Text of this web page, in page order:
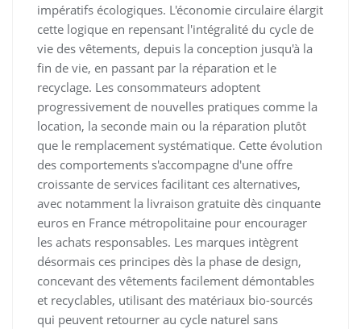
impératifs écologiques. L'économie circulaire élargit
cette logique en repensant l'intégralité du cycle de
vie des vêtements, depuis la conception jusqu'à la
fin de vie, en passant par la réparation et le
recyclage. Les consommateurs adoptent
progressivement de nouvelles pratiques comme la
location, la seconde main ou la réparation plutôt
que le remplacement systématique. Cette évolution
des comportements s'accompagne d'une offre
croissante de services facilitant ces alternatives,
avec notamment la livraison gratuite dès cinquante
euros en France métropolitaine pour encourager
les achats responsables. Les marques intègrent
désormais ces principes dès la phase de design,
concevant des vêtements facilement démontables
et recyclables, utilisant des matériaux bio-sourcés
qui peuvent retourner au cycle naturel sans